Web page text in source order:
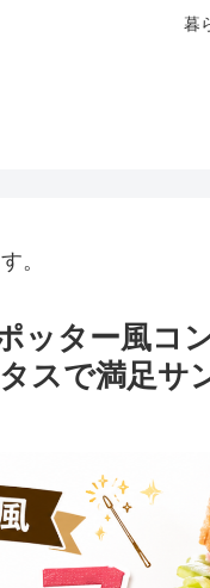
暮
。
ッター風コ
スで満足サ